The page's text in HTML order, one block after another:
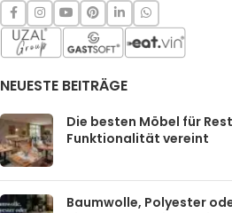
NEUESTE BEITRÄGE
Die besten Möbel für
Funktionalität vereint
Baumwolle, Polyester